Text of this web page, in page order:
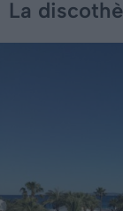
La